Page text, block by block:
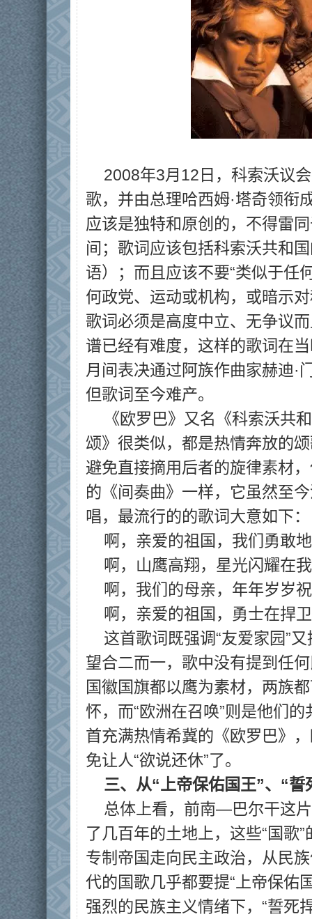
2008年3月12日，科索沃议
歌，并由总理哈西姆·塔奇领衔
应该是独特和原创的，不得雷
间；歌词应该包括科索沃共和
语）；而且应该不要“类似于任
何政党、运动或机构，或暗示
歌词必须是高度中立、无争议
谱已经有难度，这样的歌词在
月间表决通过阿族作曲家赫迪·
但歌词至今难产。
《欧罗巴》又名《科索沃共
颂》很类似，都是热情奔放的
避免直接摘用后者的旋律素材
的《间奏曲》一样，它虽然至
唱，最流行的的歌词大意如下：
啊，亲爱的祖国，我们勇敢
啊，山鹰高翔，星光闪耀在
啊，我们的母亲，年年岁岁
啊，亲爱的祖国，勇士在捍
这首歌词既强调“友爱家园”
望合二而一，歌中没有提到任
国徽国旗都以鹰为素材，两族
怀，而“欧洲在召唤”则是他们
首充满热情希冀的《欧罗巴》
免让人“欲说还休”了。
三、从“上帝保佑国王”、“
总体上看，前南—巴尔干这
了几百年的土地上，这些“国歌
专制帝国走向民主政治，从民
代的国歌几乎都要提“上帝保佑
强烈的民族主义情绪下，“誓死